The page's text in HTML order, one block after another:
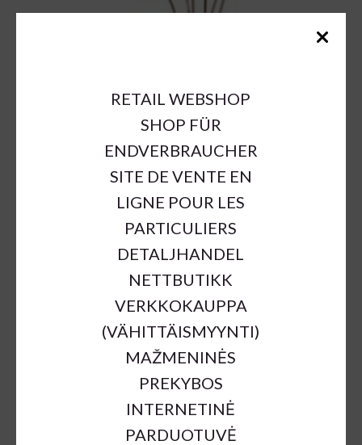
METAL IVY LEAVES GOLD
6PCS IN BUNDLE
RETAIL WEBSHOP
SHOP FÜR
ENDVERBRAUCHER
SITE DE VENTE EN
LIGNE POUR LES
PARTICULIERS
DETALJHANDEL
NETTBUTIKK
VERKKOKAUPPA
(VÄHITTÄISMYYNTI)
MAŽMENINĖS
PREKYBOS
INTERNETINĖ
PARDUOTUVĖ